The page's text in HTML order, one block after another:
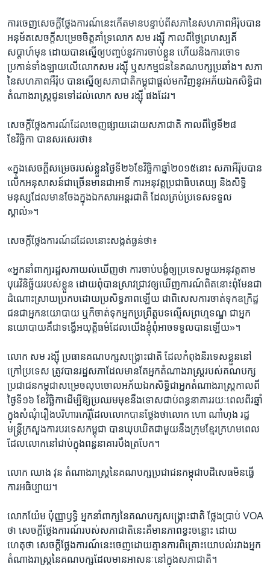
ការ​ចេញ​សេចក្តី​ថ្លែង​ការណ៍​នេះ​កើត​មាន​បន្ទាប់ពីសភា​នៃ​សហភាព​អឺរ៉ុប​បាន​
អនុម័ត​សេចក្តី​សម្រេច​ចិត្ត​គាំទ្រ​លោក ​សម រង្ស៊ី​ កាលពី​ថ្ងៃ​ព្រហស្បតិ៍​
សប្តាហ៍​មុន ដោយ​បាន​ស្នើ​ឲ្យ​បញ្ចប់​នូវ​ការ​ចាប់​ខ្លួន​ ហើយ​និង​ការ​ចោទ​
ប្រកាន់​ទាំងឡាយ​លើ​លោក​សម រង្ស៊ី​ ឬ​សកម្ម​ជន​នៃ​គណបក្ស​ប្រឆាំង។​ សភា​
នៃ​សហភាព​អឺរ៉ុប​ បាន​ស្នើ​ឲ្យ​សភា​ជាតិ​កម្ពុជា​ផ្តល់​មក​វិញ​នូវ​អភ័យ​ឯក​សិទ្ធិ​ជា​
តំណាង​រាស្ត្រ​ជូន​ទៅ​ដល់​លោក​ សម​ រង្ស៊ី​ ផងដែរ។​
​សេចក្តី​ថ្លែង​ការណ៍​ដែល​ចេញ​ផ្សាយ​ដោយ​សភាជាតិ​ កាលពីថ្ងៃ​ទី​២៨​
ខែវិច្ឆិកា​ បាន​សរសេរ​ថា៖​
«ក្នុង​សេចក្តី​សម្រេច​របស់​ខ្លួន​ថ្ងៃ​ទី​២៦​ខែ​វិច្ឆិកា​ឆ្នាំ​២០១៥​នោះ​ ​សភា​អឺរ៉ុប​បាន​
លើក​អនុសាសន៍​ជា​ច្រើន​មាន​ជា​អាទិ៍​ ការ​អនុវត្ត​ប្រជា​ធិបតេយ្យ​ និង​សិទ្ធិ​
មនុស្ស​ដែល​មាន​ចែង​ក្នុង​ឯកសារ​អន្តរជាតិ​ ដែល​គ្រប់​ប្រទេស​ទទួល​
ស្គាល់»។
សេចក្តី​ថ្លែង​ការណ៍​ដដែល​នោះ​សង្កត់​ធ្ងន់​ថា៖​
«អ្នក​នាំ​ពាក្យ​រដ្ឋសភា​យល់​ឃើញ​ថា​ ការ​ចាប់​បង្ខំ​ឲ្យ​ប្រទេស​មួយ​អនុវត្ត​តាម​
បុរេ​វិនិច្ឆ័យ​របស់​ខ្លួន​ ដោយ​ពុំបាន​ស្រាវជ្រាវ​ឲ្យ​ឃើញ​ការណ៍​ពិត​នោះ​ពុំមែន​ជា​
ដំណោះស្រាយ​ប្រកប​ដោយ​ប្រសិទ្ធភាព​ឡើយ​ ជាពិសេស​ការ​ចាត់​ទុក​ឧក្រិដ្ឋ​
ជន​ជា​អ្នក​នយោបាយ​ ឬក៏​ចាត់​ទុក​អ្នក​ប្រព្រឹត្ត​បទល្មើស​ព្រហ្ម​ទណ្ឌ​ ជា​អ្នក​
នយោបាយ​គឺ​ជា​ទង្វើ​អយុត្តិ​ធម៌​ដែល​យើង​ខ្ញុំ​ពុំ​អាច​ទទួល​បាន​ឡើយ»។
លោក​ សម រង្ស៊ី ប្រធាន​គណបក្ស​សង្គ្រោះ​ជាតិ ​ដែលកំពុង​និរទេស​ខ្លួ​ន​នៅ​
ក្រៅ​ប្រទេស ​ត្រូវ​បាន​រដ្ឋ​សភា​ដែល​មាន​តែ​អ្នក​តំណាងរាស្រ្ត​របស់​គណបក្ស​
ប្រជាជន​កម្ពុជា​សម្រេច​លុបចោល​អភ័យ​ឯកសិទ្ធិ​ជា​អ្នក​តំណាងរាស្រ្ត​កាលពី​
ថ្ងៃ​ទី​១៦​ ខែ​វិច្ឆិកា​ដើម្បីឱ្យ​ប្រឈម​មុខ​នឹង​ទោស​ជាប់​ពន្ធនាគារ​រយៈ​ពេល​ពីរ​ឆ្នាំ​
ក្នុង​សំណុំ​រឿង​បរិហារកេរ្តិ៍​ដែល​លោក​បាន​ថ្លែង​ថា​លោក ​ហោ ណាំហុង​ រដ្ឋ
មន្ត្រី​ក្រសួង​ការ​បរទេស​កម្ពុជា ​បាន​ឃុបឃិត​ជាមួយ​នឹង​ក្រុម​ខ្មែរក្រហម​ពេល​
ដែល​លោក​នៅ​ជាប់​ក្នុង​ពន្ធនាគារ​បឹងត្របែក។​
លោក ​ឈាង វុន​ តំណាង​រាស្ត្រ​នៃ​គណបក្ស​ប្រជាជន​កម្ពុជា​បដិសេធ​មិន​ធ្វើ​
ការ​អធិប្បាយ។
លោក​យ៉ែម ប៉ុញ្ញាឫទ្ធិ​ អ្នក​នាំពាក្យ​នៃ​គណបក្ស​សង្គ្រោះ​ជាតិ​ ថ្លែង​ប្រាប់​ VOA
ថា​ សេចក្តី​ថ្លែង​ការណ៍​របស់​សភា​ជាតិ​នេះ​គឺ​មាន​ភាព​ខ្វះ​ចន្លោះ​ ដោយ​
ហេតុថា​ សេចក្តី​ថ្លែង​ការណ៍​នេះ​ចេញ​ដោយ​គ្មាន​ការ​ពិគ្រោះ​យោបល់​រវាង​អ្នក​
តំណាង​រាស្ត្រនៃ​គណបក្ស​ដែល​មាន​អាសនៈ​នៅ​ក្នុង​សភាជាតិ។​